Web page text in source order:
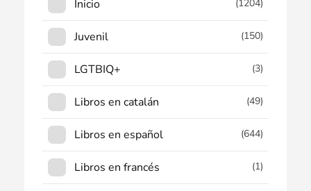
Inicio (1204)
Juvenil (150)
LGTBIQ+ (3)
Libros en catalán (49)
Libros en español (644)
Libros en francés (1)